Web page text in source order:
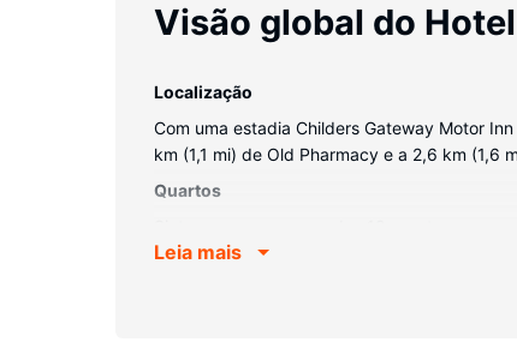
Visão global do Hotel
Localização
Com uma estadia Childers Gateway Motor
km (1,1 mi) de Old Pharmacy e a 2,6 km (1,6
Quartos
internet sem fios permite-lhe estar sempre
Leia mais